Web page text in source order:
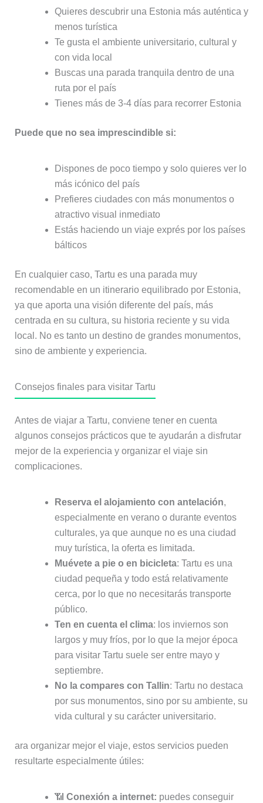
Quieres descubrir una Estonia más auténtica y
menos turística
Te gusta el ambiente universitario, cultural y
con vida local
Buscas una parada tranquila dentro de una
ruta por el país
Tienes más de 3-4 días para recorrer Estonia
Puede que no sea imprescindible si:
Dispones de poco tiempo y solo quieres ver lo
más icónico del país
Prefieres ciudades con más monumentos o
atractivo visual inmediato
Estás haciendo un viaje exprés por los países
bálticos
En cualquier caso, Tartu es una parada muy
recomendable en un itinerario equilibrado por Estonia,
ya que aporta una visión diferente del país, más
centrada en su cultura, su historia reciente y su vida
local. No es tanto un destino de grandes monumentos,
sino de ambiente y experiencia.
Consejos finales para visitar Tartu
Antes de viajar a Tartu, conviene tener en cuenta
algunos consejos prácticos que te ayudarán a disfrutar
mejor de la experiencia y organizar el viaje sin
complicaciones.
Reserva el alojamiento con antelación,
especialmente en verano o durante eventos
culturales, ya que aunque no es una ciudad
muy turística, la oferta es limitada.
Muévete a pie o en bicicleta: Tartu es una
ciudad pequeña y todo está relativamente
cerca, por lo que no necesitarás transporte
público.
Ten en cuenta el clima: los inviernos son
largos y muy fríos, por lo que la mejor época
para visitar Tartu suele ser entre mayo y
septiembre.
No la compares con Tallin: Tartu no destaca
por sus monumentos, sino por su ambiente, su
vida cultural y su carácter universitario.
ara organizar mejor el viaje, estos servicios pueden
resultarte especialmente útiles:
📶 Conexión a internet: puedes conseguir